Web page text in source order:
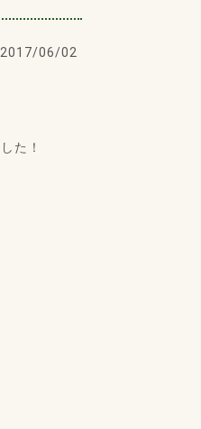
2017/06/02
た！